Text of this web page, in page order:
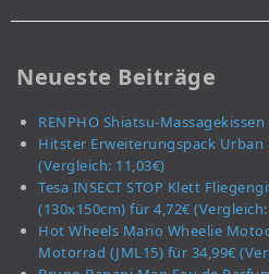
Neueste Beiträge
RENPHO Shiatsu-
Hitster Erweiterungspack Urban
(Vergleich: 11,03€)
Tesa INSECT STOP Klett
(130x150cm) für 4,72€
Hot Wheels Mario Wheelie
Motorrad (JML15) für 34,99€